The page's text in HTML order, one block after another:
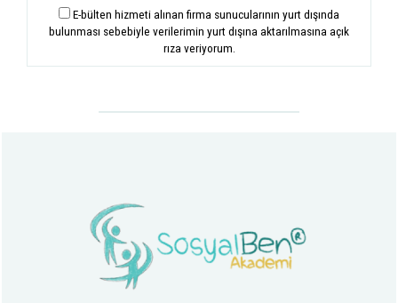
E-bülten hizmeti alınan firma sunucularının yurt dışında
bulunması sebebiyle verilerimin yurt dışına aktarılmasına açık
rıza veriyorum.